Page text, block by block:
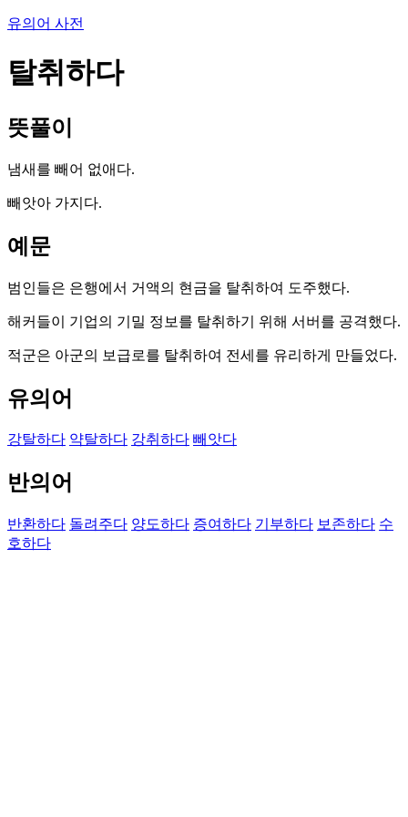
유의어 사전
탈취하다
뜻풀이
냄새를 빼어 없애다.
빼앗아 가지다.
예문
범인들은 은행에서 거액의 현금을 탈취하여 도주했다.
해커들이 기업의 기밀 정보를 탈취하기 위해 서버를 공격했다.
적군은 아군의 보급로를 탈취하여 전세를 유리하게 만들었다.
유의어
강탈하다 약탈하다 강취하다 빼앗다
반의어
반환하다 돌려주다 양도하다 증여하다 기부하다 보존하다 수
호하다